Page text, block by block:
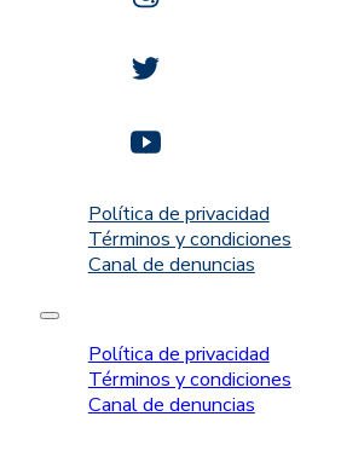
Política de privacidad
Términos y condiciones
Canal de denuncias
Política de privacidad
Términos y condiciones
Canal de denuncias